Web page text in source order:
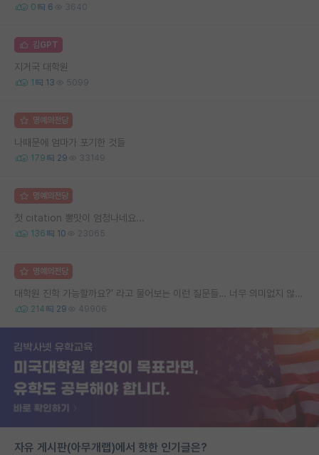
0 6 3640
김GPT
지거국 대학원
1 13 5099
명예의전당
나때문에 엄마가 포기한 것들
179 29 33149
명예의전당
첫 citation 뽕맛이 엄청나네요...
136 10 23065
명예의전당
대학원 진학 가능할까요?’ 라고 물어보는 이런 질문들… 너무 의미없지 않나요?
214 29 49906
자유 게시판(아무개랩)에서 핫한 인기글은?